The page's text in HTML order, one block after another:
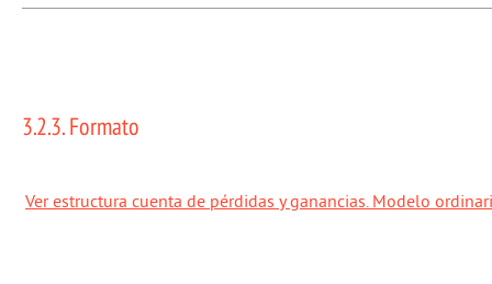
3.2.3. Formato
Ver estructura cuenta de pérdidas y ganancias. Modelo